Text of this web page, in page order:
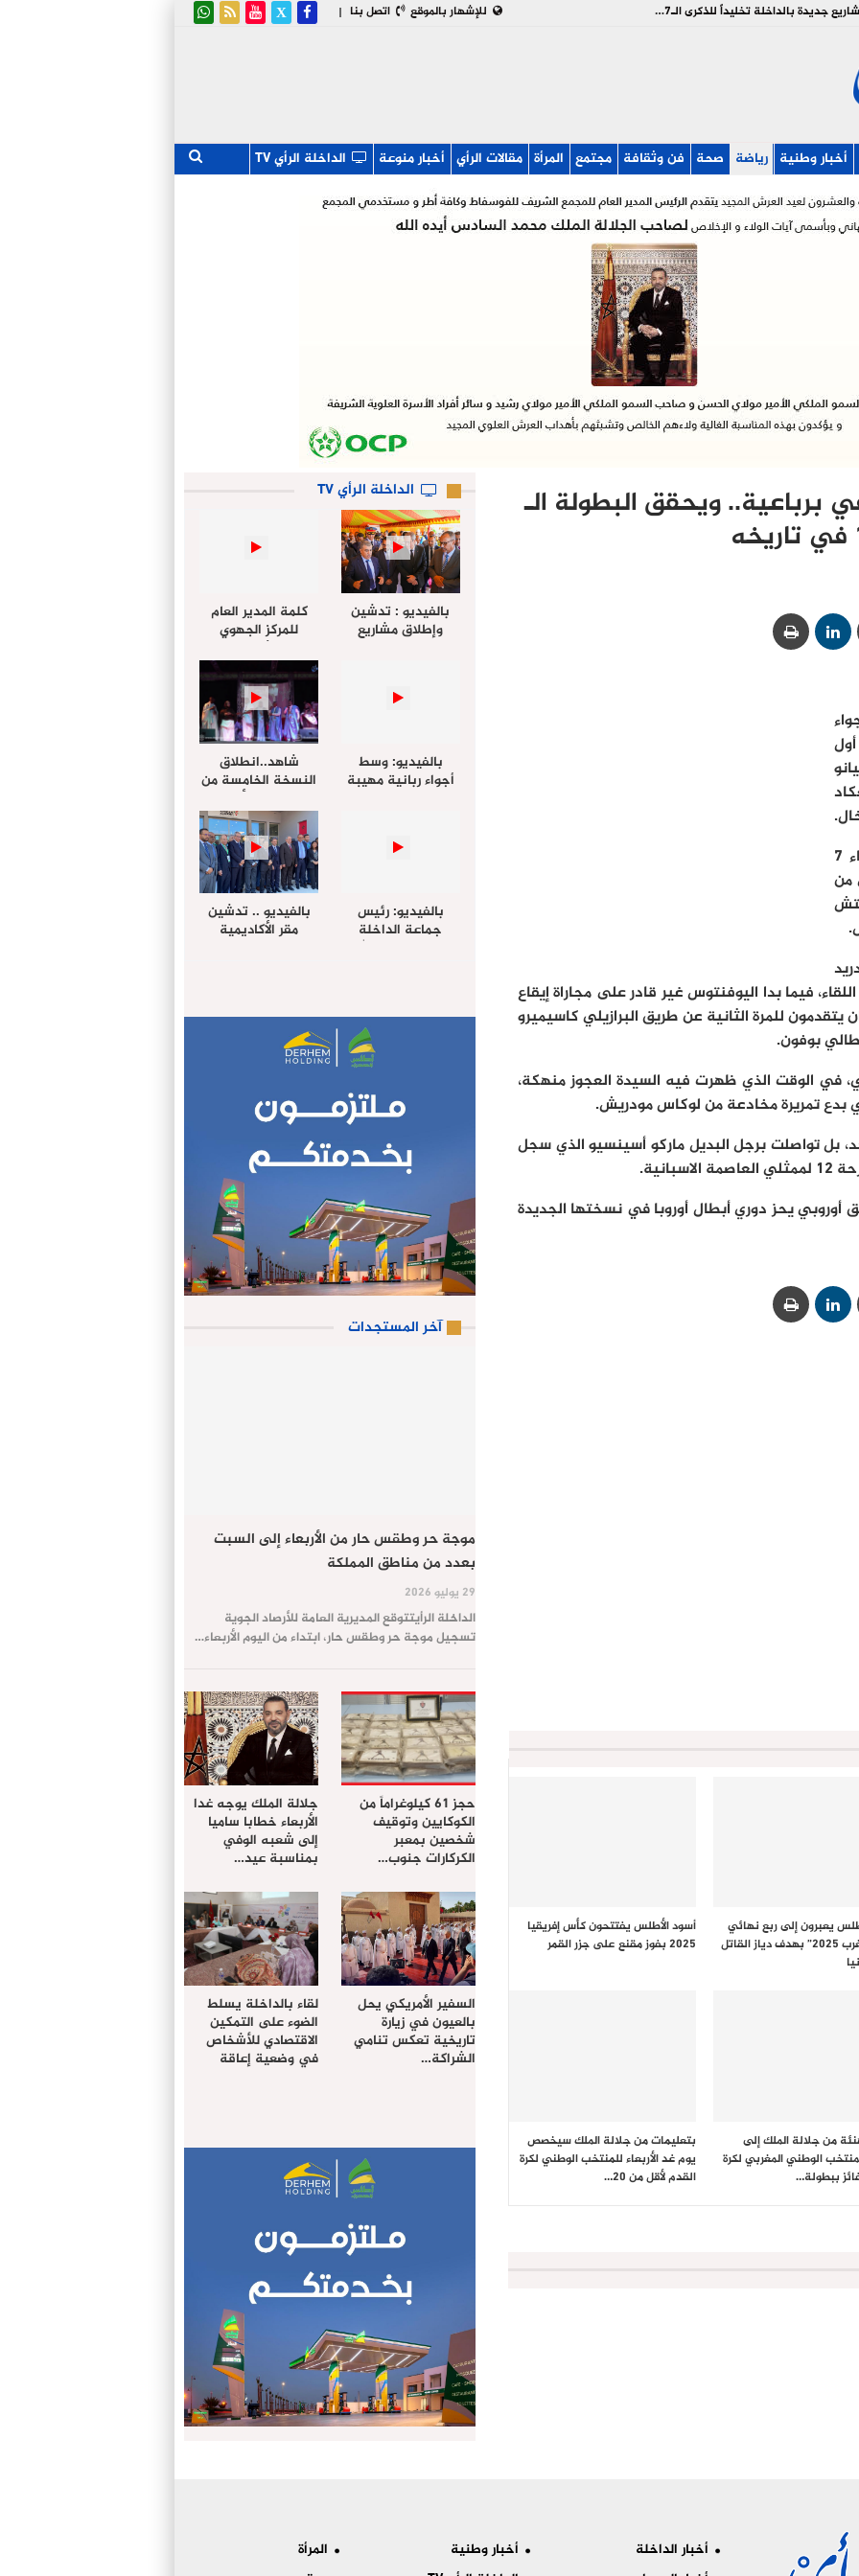
| اتصل بنا للإشهار بالموقع بالفيديو : تدشين وإطلاق مشاريع جديدة بالداخلة تخليداً للذكرى الـ27 لعيد العرش
أخبار وطنية رياضة صحة فن وثقافة مجتمع المرأة مقالات الرأي أخبار منوعة الداخلة الرأي TV
برباعية.. ويحقق البطولة الـ
بعكاد
رد اليوفنتوس لم يتأخر كثيرا، بل جاء 7
من
فيما بدا اليوفنتوس غير قادر على مجاراة إيقاع
يتقدمون للمرة الثانية عن طريق البرازيلي كاسيميرو
بوفون.
في الوقت الذي ظهرت فيه السيدة العجوز منهكة،
بدع تمريرة مخادعة من لوكاس مودريش.
بل تواصلت برجل البديل ماركو أسينسيو الذي سجل
أوروبي يحز دوري أبطال أوروبا في نسختها الجديدة
يعبرون إلى ربع نهائي
“كان المغرب 2025” بهدف دياز القاتل
أسود الأطلس يفتتحون كأس إفريقيا
2025 بفوز مقنع على جزر القمر
من جلالة الملك إلى
الوطني المغربي لكرة
ببطولة…
بتعليمات من جلالة الملك سيخصص
يوم غد الأربعاء للمنتخب الوطني لكرة
القدم لأقل من 20…
الداخلة الرأي TV
بالفيديو : تدشين
وإطلاق مشاريع
كلمة المدير العام
للمركز الجهوي
للإستثمار خلال
أشغال لإجتماع
التقييمي للجنة
الجهوية الموحد
لإستثمار بجهة
الداخلة…
بالفيديو: وسط
أجواء ربانية مهيبة
جموع المصلين
شاهد..انطلاق
النسخة الخامسة من
مهرجان “الأمداح
النبوية” المنظم من
طرف مجلس جهة
الداخلة وادي الذهب
بالفيديو: رئيس
جماعة الداخلة
الراغب حرمة الله
الامريكية
بالفيديو .. تدشين
مقر الأكاديمية
آخر المستجدات
موجة حر وطقس حار من الأربعاء إلى السبت
بعدد من مناطق المملكة
29 يوليو 2026
الداخلة الرأيتتوقع المديرية العامة للأرصاد الجوية
تسجيل موجة حر وطقس حار، ابتداء من اليوم الأربعاء…
حجز 61 كيلوغراماً من
الكوكايين وتوقيف
شخصين بمعبر
الكركارات جنوب…
جلالة الملك يوجه غدا
الأربعاء خطابا ساميا
إلى شعبه الوفي
بمناسبة عيد…
السفير الأمريكي يحل
بالعيون في زيارة
تاريخية تعكس تنامي
الشراكة…
لقاء بالداخلة يسلط
الضوء على التمكين
الاقتصادي للأشخاص
في وضعية إعاقة
أخبار الداخلة
أخبار وطنية
المرأة